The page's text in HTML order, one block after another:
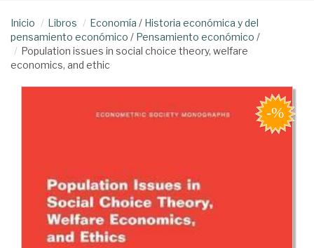
Inicio Libros Economía / Historia económica y del
pensamiento económico / Pensamiento económico /
Population issues in social choice theory, welfare
economics, and ethic